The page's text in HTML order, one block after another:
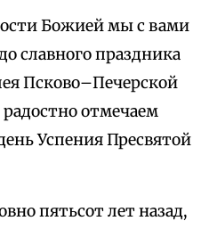
Божией мы с вами
славного праздника
Псково–Печерской
отмечаем
Успения Пресвятой
пятьсот лет назад,